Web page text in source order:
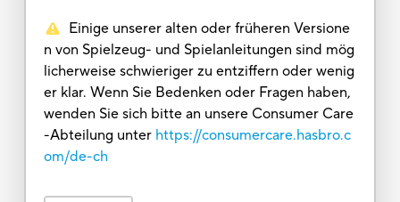
Einige unserer alten oder früheren Versione
n von Spielzeug- und Spielanleitungen sind mög
licherweise schwieriger zu entziffern oder wenig
er klar. Wenn Sie Bedenken oder Fragen haben,
wenden Sie sich bitte an unsere Consumer Care
-Abteilung unter https://consumercare.hasbro.c
om/de-ch